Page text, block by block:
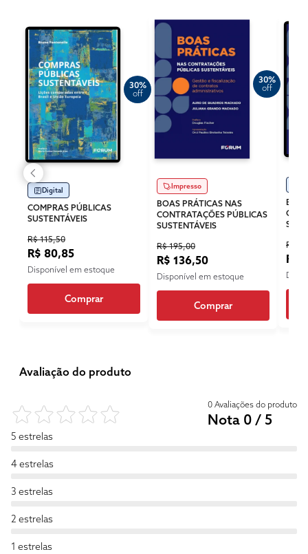
30%
off
Digital
COMPRAS PÚBLICAS
SUSTENTÁVEIS
R$ 115,50
R$ 80,85
Disponível em estoque
Comprar
30%
off
Impresso
BOAS PRÁTICAS NAS
CONTRATAÇÕES PÚBLICAS
SUSTENTÁVEIS
R$ 195,00
R$ 136,50
Disponível em estoque
Comprar
R$
R$
Avaliação do produto
0 Avaliações do produto
Nota 0 / 5
5 estrelas
4 estrelas
3 estrelas
2 estrelas
1 estrelas